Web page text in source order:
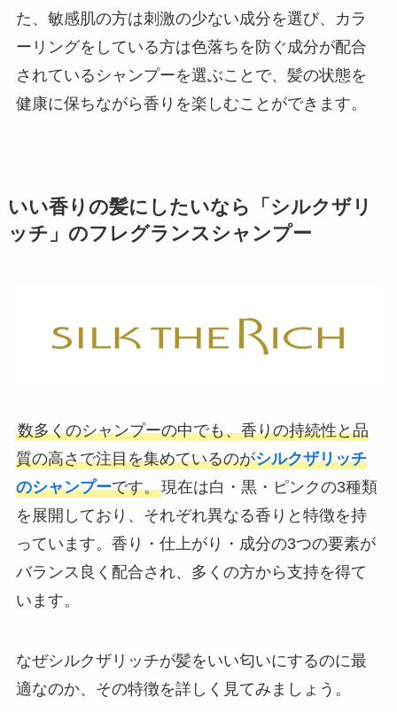
た、敏感肌の方は刺激の少ない成分を選び、カラ
ーリングをしている方は色落ちを防ぐ成分が配合
されているシャンプーを選ぶことで、髪の状態を
健康に保ちながら香りを楽しむことができます。
いい香りの髪にしたいなら「シルクザリ
ッチ」のフレグランスシャンプー
数多くのシャンプーの中でも、香りの持続性と品
質の高さで注目を集めているのがシルクザリッチ
のシャンプーです。現在は白・黒・ピンクの3種類
を展開しており、それぞれ異なる香りと特徴を持
っています。香り・仕上がり・成分の3つの要素が
バランス良く配合され、多くの方から支持を得て
います。
なぜシルクザリッチが髪をいい匂いにするのに最
適なのか、その特徴を詳しく見てみましょう。